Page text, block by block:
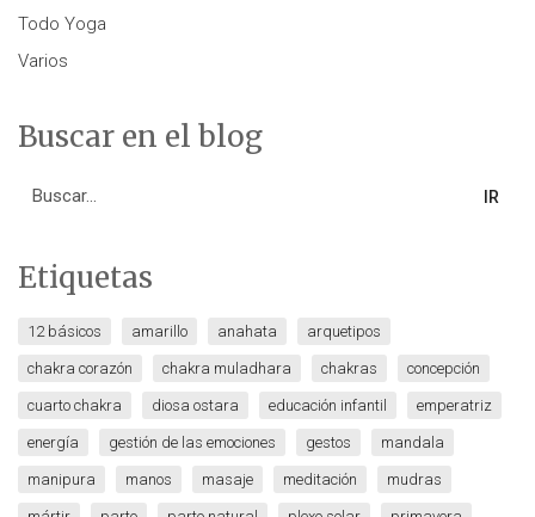
Todo Yoga
Varios
Buscar en el blog
for:
Etiquetas
12 básicos amarillo anahata arquetipos
chakra corazón chakra muladhara chakras concepción
cuarto chakra diosa ostara educación infantil emperatriz
energía gestión de las emociones gestos mandala
manipura manos masaje meditación mudras